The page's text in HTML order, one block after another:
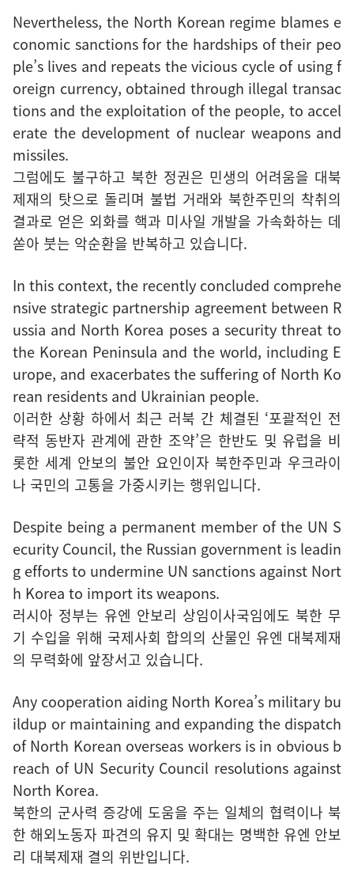
Nevertheless, the North Korean regime blames e
conomic sanctions for the hardships of their peo
ple’s lives and repeats the vicious cycle of using f
oreign currency, obtained through illegal transac
tions and the exploitation of the people, to accel
erate the development of nuclear weapons and
missiles.
그럼에도 불구하고 북한 정권은 민생의 어려움을 대북
제재의 탓으로 돌리며 불법 거래와 북한주민의 착취의
결과로 얻은 외화를 핵과 미사일 개발을 가속화하는 데
쏟아 붓는 악순환을 반복하고 있습니다.
In this context, the recently concluded comprehe
nsive strategic partnership agreement between R
ussia and North Korea poses a security threat to
the Korean Peninsula and the world, including E
urope, and exacerbates the suffering of North Ko
rean residents and Ukrainian people.
이러한 상황 하에서 최근 러북 간 체결된 ‘포괄적인 전
략적 동반자 관계에 관한 조약’은 한반도 및 유럽을 비
롯한 세계 안보의 불안 요인이자 북한주민과 우크라이
나 국민의 고통을 가중시키는 행위입니다.
Despite being a permanent member of the UN S
ecurity Council, the Russian government is leadin
g efforts to undermine UN sanctions against Nort
h Korea to import its weapons.
러시아 정부는 유엔 안보리 상임이사국임에도 북한 무
기 수입을 위해 국제사회 합의의 산물인 유엔 대북제재
의 무력화에 앞장서고 있습니다.
Any cooperation aiding North Korea’s military bu
ildup or maintaining and expanding the dispatch
of North Korean overseas workers is in obvious b
reach of UN Security Council resolutions against
North Korea.
북한의 군사력 증강에 도움을 주는 일체의 협력이나 북
한 해외노동자 파견의 유지 및 확대는 명백한 유엔 안보
리 대북제재 결의 위반입니다.